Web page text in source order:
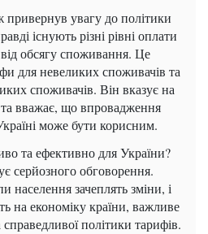
привернув увагу до політики
існують різні рівні оплати
від обсягу споживання. Це
для невеликих споживачів та
споживачів. Він вказує на
та вважає, що впровадження
може бути корисним.
та ефективно для України?
серйозного обговорення.
населення зачеплять зміни, і
на економіку країни, важливе
​​політики тарифів.